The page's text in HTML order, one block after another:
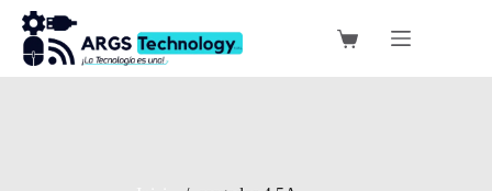
Saltar
contenido
Carro